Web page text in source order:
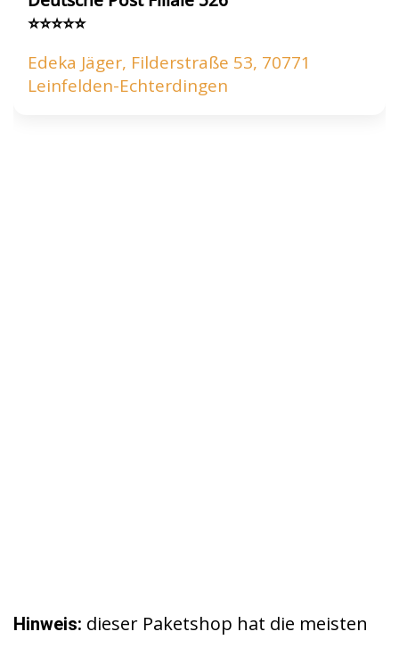
⭐⭐⭐⭐⭐
Edeka Jäger, Filderstraße 53, 70771
Leinfelden-Echterdingen
Hinweis: dieser Paketshop hat die meisten